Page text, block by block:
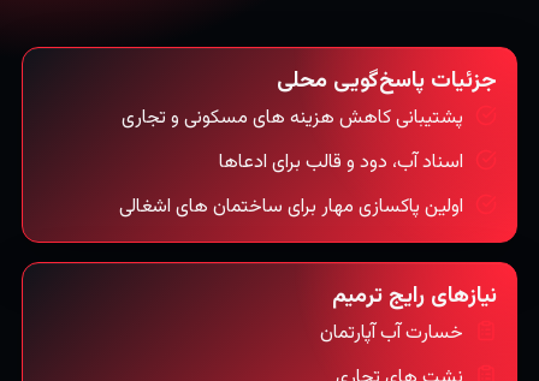
جزئیات پاسخ‌گویی محلی
پشتیبانی کاهش هزینه های مسکونی و تجاری
اسناد آب، دود و قالب برای ادعاها
اولین پاکسازی مهار برای ساختمان های اشغالی
نیازهای رایج ترمیم
خسارت آب آپارتمان